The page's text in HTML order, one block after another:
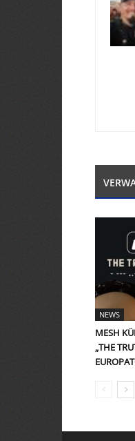
NEWS
MESH
„THE